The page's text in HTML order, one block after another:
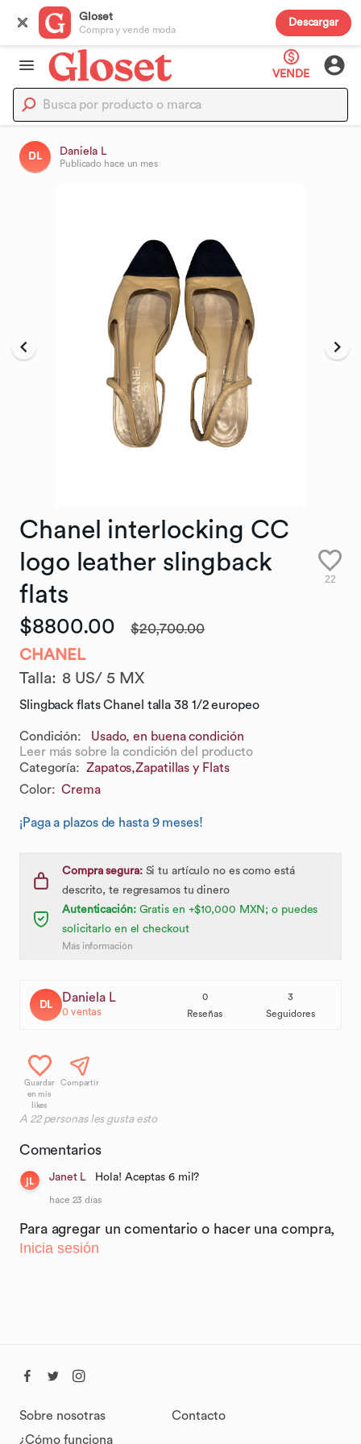
Gloset
Compra y vende moda
Descargar
VENDE
DL Daniela L
Publicado hace un mes
Chanel interlocking CC
logo leather slingback
flats
22
$8800.00 $20,700.00
CHANEL
Talla: 8 US/ 5 MX
Slingback flats Chanel talla 38 1/2 europeo
Condición:
Usado, en buena condición
Leer más sobre la condición del producto
Categoría: Zapatos,Zapatillas y Flats
Color: Crema
¡Paga a plazos de hasta 9 meses!
Compra segura:Si tu artículo no es como está
descrito, te regresamos tu dinero
Autenticación:Gratis en +$10,000 MXN; o puedes
solicitarlo en el checkout
Más información
DL Daniela L
0ventas
0
Reseñas
3
Seguidores
Guardar
en mis
likes
Compartir
A 22personas les gusta esto
Comentarios
JL Janet L Hola! Aceptas 6 mil?
hace 23 días
Para agregar un comentario o hacer una compra,
Inicia sesión
Sobre nosotras
¿Cómo funciona
Contacto